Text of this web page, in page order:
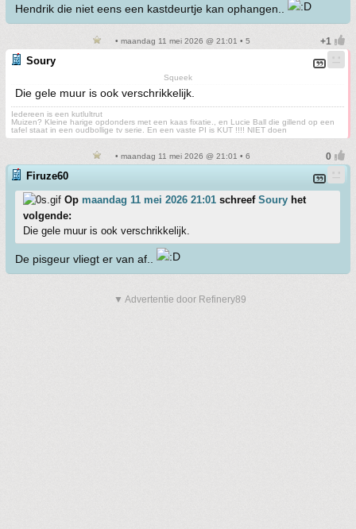
Hendrik die niet eens een kastdeurtje kan ophangen..
• maandag 11 mei 2026 @ 21:01 • 5
Soury
Squeek
Die gele muur is ook verschrikkelijk.
Iedereen is een kutlultrut
Muizen? Kleine harige opdonders met een kaas fixatie., en Lucie Ball die gillend op een
tafel staat in een oudbollige tv serie. En een vaste PI is KUT !!!! NIET doen
• maandag 11 mei 2026 @ 21:01 • 6
Firuze60
Op maandag 11 mei 2026 21:01 schreef Soury het
volgende:
Die gele muur is ook verschrikkelijk.
De pisgeur vliegt er van af..
▼ Advertentie door Refinery89